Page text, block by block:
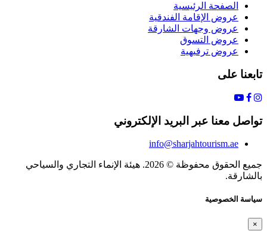
الصفحة الرئيسية
عروض الإقامة الفندقية
عروض وجهات الشارقة
عروض التسوق
عروض ترفيهية
تابعنا على
تواصل معنا عبر البريد الإلكتروني
info@sharjahtourism.ae
جميع الحقوق محفوظة © 2026. هيئة الإنماء التجاري والسياحي
بالشارقة.
سياسة الخصوصية
×